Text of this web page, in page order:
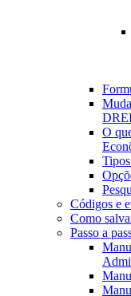
O
Códigos e
Como
Passo a